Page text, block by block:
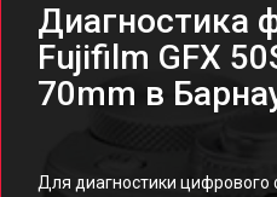
Диагностика
Fujifilm GFX
70mm в
Для диагностики цифрового